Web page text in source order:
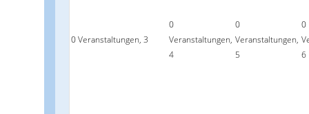
0 Veranstaltungen, 3
0
Veranstaltungen,
4
0
Veranstaltungen,
5
0
6